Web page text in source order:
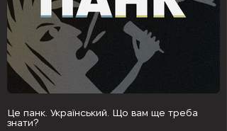
Це панк. Український. Що вам ще треба
знати?